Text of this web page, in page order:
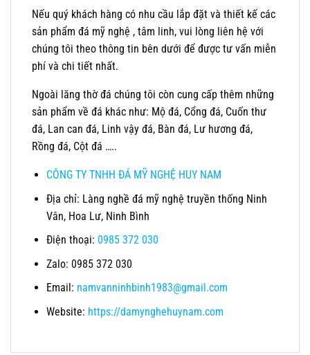
Nếu quý khách hàng có nhu cầu lắp đặt và thiết kế các
sản phẩm đá mỹ nghệ , tâm linh, vui lòng liên hệ với
chúng tôi theo thông tin bên dưới để được tư vấn miễn
phí và chi tiết nhất.
Ngoài lăng thờ đá chúng tôi còn cung cấp thêm những
sản phẩm về đá khác như: Mộ đá, Cổng đá, Cuốn thư
đá, Lan can đá, Linh vậy đá, Bàn đá, Lư hương đá,
Rồng đá, Cột đá …..
CÔNG TY TNHH ĐÁ MỸ NGHỆ HUY NAM
Địa chỉ: Làng nghề đá mỹ nghệ truyền thống Ninh
Vân, Hoa Lư, Ninh Bình
Điện thoại: 0985 372 030
Zalo: 0985 372 030
Email: namvanninhbinh1983@gmail.com
Website: https://damynghehuynam.com